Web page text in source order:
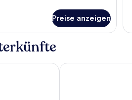
Preise anzeigen
NürnbergArvena Messe